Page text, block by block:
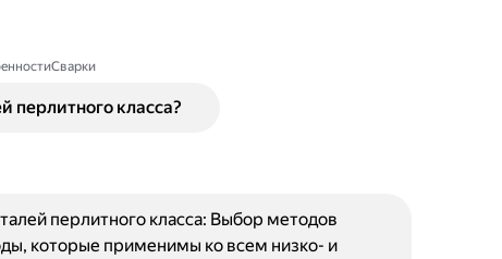
перлитного класса?
перлитного класса: Выбор методов
которые применимы ко всем низко- и